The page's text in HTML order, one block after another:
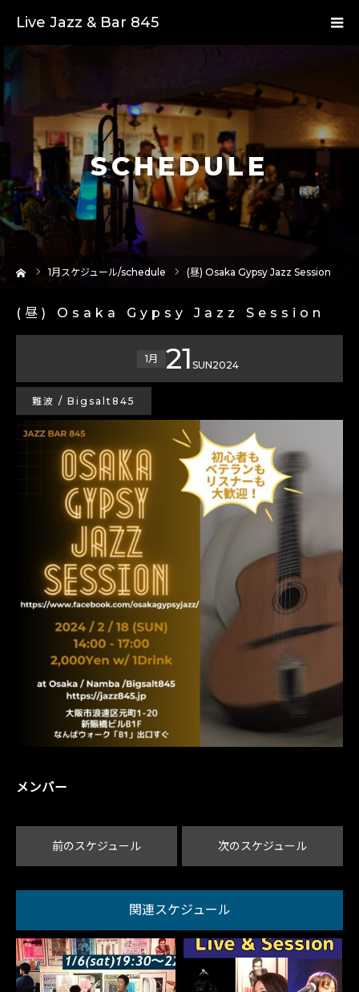
Live Jazz & Bar 845
SCHEDULE
1月スケジュール/schedule (昼) Osaka Gypsy Jazz Session
(昼) Osaka Gypsy Jazz Session
1月 21 SUN2024
難波 / Bigsalt845
メンバー
前のスケジュール 次のスケジュール
関連スケジュール